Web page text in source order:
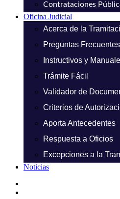
Contrataciones
Oficina Judicial
Acerca de la
Preguntas Frecuentes
Instructivos y
Trámite Fácil
Validador de
Criterios de
Aporta Antecedentes
Respuesta a Oficios
Excepciones a la
Noticias